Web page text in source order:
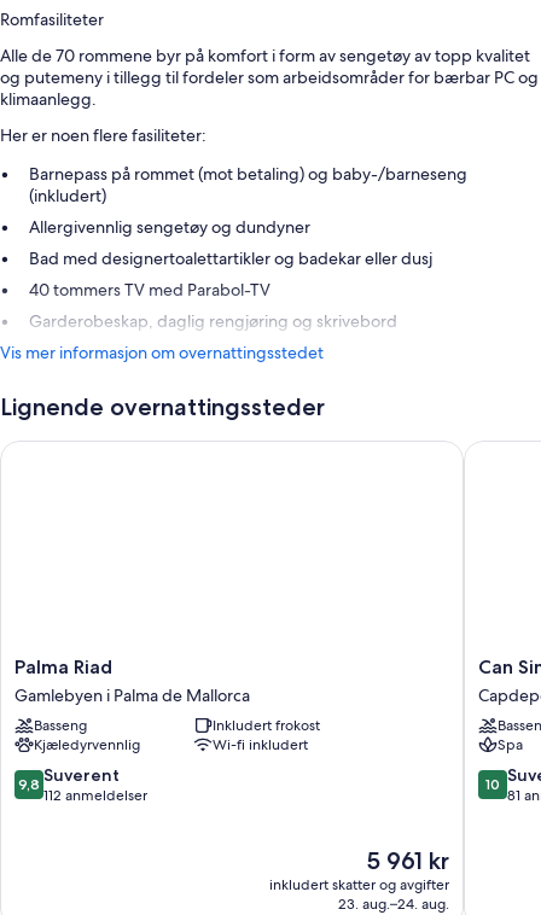
Romfasiliteter
Alle de 70 rommene byr på komfort i form av sengetøy av topp kvalitet
og putemeny i tillegg til fordeler som arbeidsområder for bærbar PC og
klimaanlegg.
Her er noen flere fasiliteter:
Barnepass på rommet (mot betaling) og baby-/barneseng
(inkludert)
Allergivennlig sengetøy og dundyner
Bad med designertoalettartikler og badekar eller dusj
40 tommers TV med Parabol-TV
Garderobeskap, daglig rengjøring og skrivebord
Vis mer informasjon om overnattingsstedet
Lignende overnattingssteder
Palma
Riad
Gamlebyen
i
Palma
de
Mallorca
Palma Riad
Gamlebyen i Palma de Mallorca
Basseng
Inkludert frokost
Kjæledyrvennlig
Wi-fi inkludert
9.8
av
9,8 Suverent
112 anmeldelser
Prisen
er
5 961 kr
5 961 kr
inkludert skatter og avgifter
23. aug.–24. aug.
Palma Riad
Can
Hotel
-
Adults
Only
Can
Spa
10.0
av
10
81
Can